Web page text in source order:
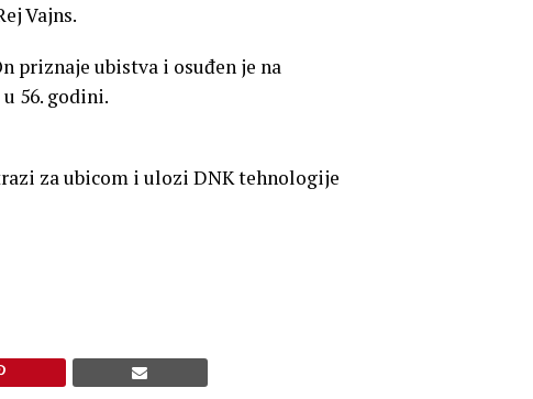
Vajns.
priznaje ubistva i osuđen je na
56. godini.
za ubicom i ulozi DNK tehnologije